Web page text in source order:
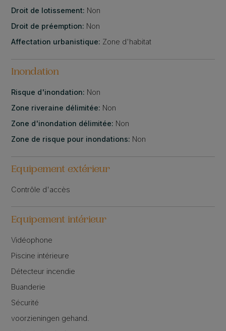
Droit de lotissement: Non
Droit de préemption: Non
Affectation urbanistique: Zone d'habitat
Inondation
Risque d'inondation: Non
Zone riveraine délimitée: Non
Zone d'inondation délimitée: Non
Zone de risque pour inondations: Non
Equipement extérieur
Contrôle d'accès
Equipement intérieur
Vidéophone
Piscine intérieure
Détecteur incendie
Buanderie
Sécurité
voorzieningen gehand.